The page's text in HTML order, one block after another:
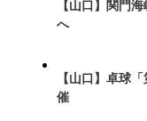
【山口】関門
へ
【山口】卓球
催